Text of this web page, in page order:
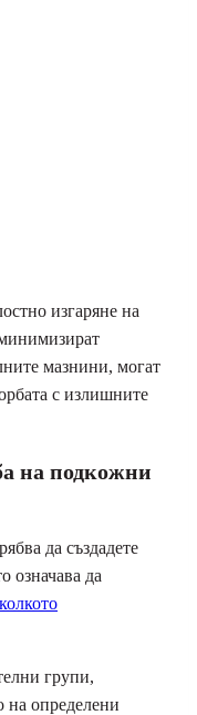
изгаряне на
мазнини, могат
с излишните
на подкожни
да създадете
означава да
групи,
на определени